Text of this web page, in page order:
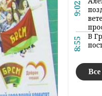
9:02
8:55
В
Все